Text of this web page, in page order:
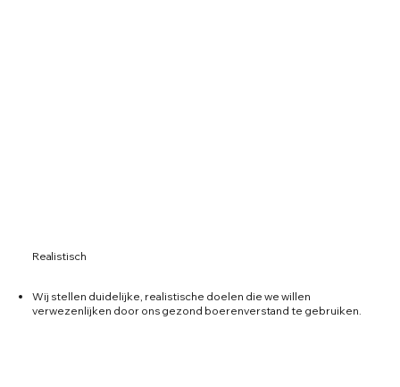
Realistisch
Wij stellen duidelijke, realistische doelen die we willen
verwezenlijken door ons gezond boerenverstand te gebruiken.